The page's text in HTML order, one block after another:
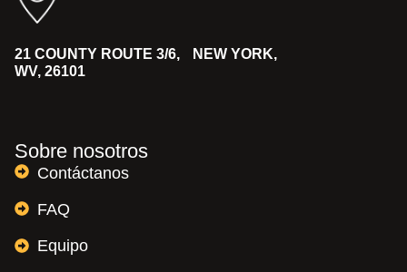
21 COUNTY ROUTE 3/6, NEW YORK,
WV, 26101
Sobre nosotros
Contáctanos
FAQ
Equipo